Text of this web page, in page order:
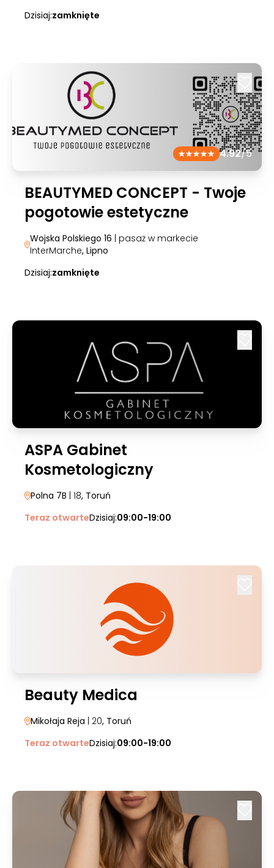
Dzisiaj:zamknięte
4.92/5
BEAUTYMED CONCEPT - Twoje
pogotowie estetyczne
Wojska Polskiego 16 | pasaż w markecie
InterMarche, Lipno
Dzisiaj:zamknięte
ASPA Gabinet
Kosmetologiczny
Polna 7B | 18, Toruń
Teraz otwarteDzisiaj:09:00-19:00
Beauty Medica
Mikołaja Reja | 20, Toruń
Teraz otwarteDzisiaj:09:00-19:00